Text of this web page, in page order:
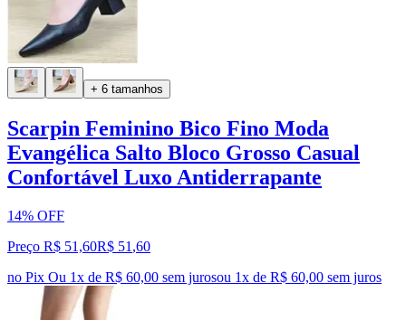
+ 6 tamanhos
Scarpin Feminino Bico Fino Moda
Evangélica Salto Bloco Grosso Casual
Confortável Luxo Antiderrapante
14% OFF
Preço R$ 51,60R$ 51 ,60
no Pix Ou 1x de R$ 60,00 sem jurosou 1x de R$ 60,00 sem juros